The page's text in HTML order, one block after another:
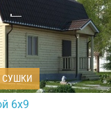
СУШКИ
6х9